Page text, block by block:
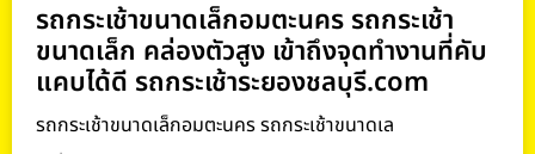
รถกระเช้าขนาดเล็กอมตะนคร รถกระเช้า
ขนาดเล็ก คล่องตัวสูง เข้าถึงจุดทำงานที่คับ
แคบได้ดี รถกระเช้าระยองชลบุรี.com
รถกระเช้าขนาดเล็กอมตะนคร รถกระเช้าขนาดเล